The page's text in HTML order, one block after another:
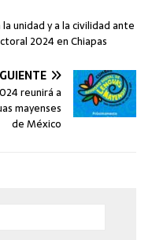
unidad y a la civilidad ante
2024 en Chiapas
reunirá a
mayenses
de México